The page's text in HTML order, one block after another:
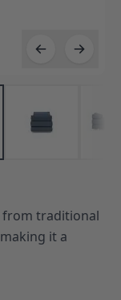
from traditional
it a